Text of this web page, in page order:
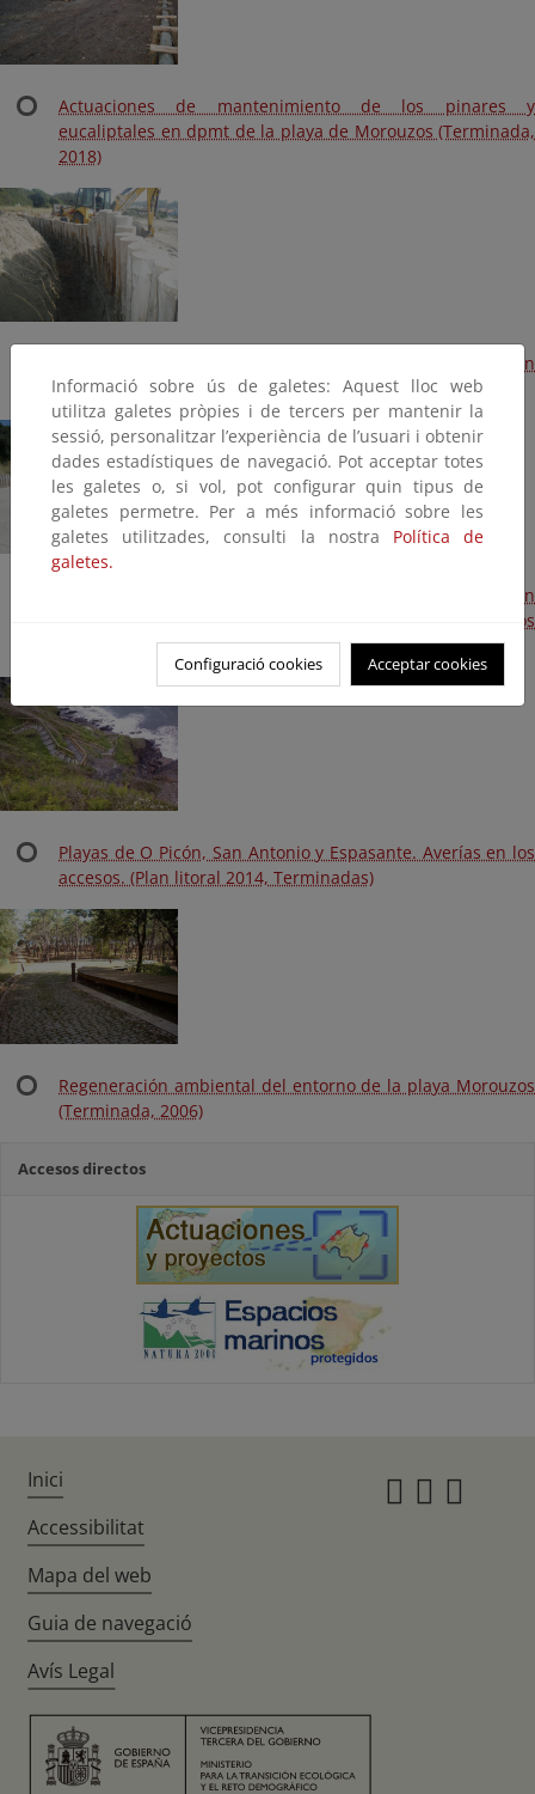
Actuaciones de mantenimiento de los pinares y
eucaliptales en dpmt de la playa de Morouzos (Terminada,
2018)
Tratamiento de borde en las playas de Espasante y San
Valentín (Terminada, 2016)
Mantenimiento y conservación 2015. Protección dunar en
la playa de Espasante y cartelería en la playa de Morouzos
(Terminada, 2015)
Playas de O Picón, San Antonio y Espasante. Averías en los
accesos. (Plan litoral 2014, Terminadas)
Regeneración ambiental del entorno de la playa Morouzos
(Terminada, 2006)
Accesos directos
Informació sobre ús de galetes: Aquest lloc web
utilitza galetes pròpies i de tercers per mantenir la
sessió, personalitzar l’experiència de l’usuari i obtenir
dades estadístiques de navegació. Pot acceptar totes
les galetes o, si vol, pot configurar quin tipus de
galetes permetre. Per a més informació sobre les
galetes utilitzades, consulti la nostra Política de
galetes.
Configuració cookies Acceptar cookies
Inici
Accessibilitat
Mapa del web
Guia de navegació
Avís Legal